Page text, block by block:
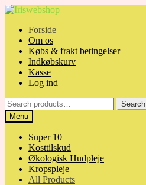
Skip
navigation
Skip
contentForside
Om os
Købs & frakt betingelser
Indkøbskurv
Kasse
Log ind
Search
for:
Search
Menu
Super 10
Kosttilskud
Økologisk Hudpleje
Kropspleje
All Products